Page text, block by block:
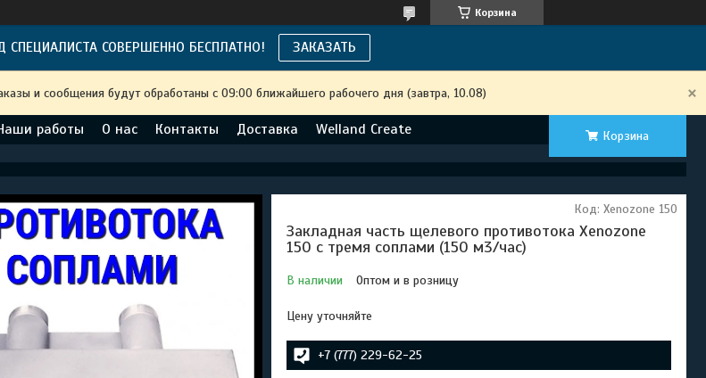
Корзина
СОВЕРШЕННО БЕСПЛАТНО! ЗАКАЗАТЬ
и сообщения будут обработаны с 09:00 ближайшего рабочего дня (завтра, 10.08)
работы О нас Контакты Доставка Welland Create Корзина
Закладная часть щелевого противотока Xenozone
150 с тремя соплами (150 м3/час)
В наличии Оптом и в розницу
Код: Xenozone 150
Цену уточняйте
+7 (777) 229-62-25